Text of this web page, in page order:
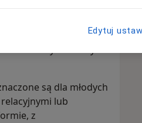
rodziców dzieci
a także do
zgłaszanych
możliwych dalszych
są dla młodych
lub
z
Edytuj